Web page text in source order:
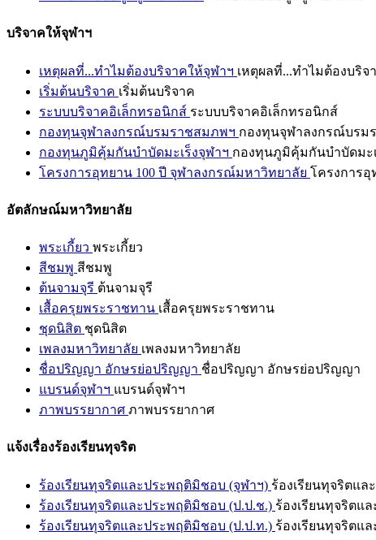
บริจาคให้จุฬาฯ
เหตุผลที่...ทำไมต้องบริจาคให้จุฬาฯ เหตุผลที่...ทำไมต้องบริจ
เริ่มต้นบริจาค เริ่มต้นบริจาค
ระบบบริจาคอิเล็กทรอนิกส์ ระบบบริจาคอิเล็กทรอนิกส์
กองทุนจุฬาลงกรณ์บรมราชสมภพฯ กองทุนจุฬาลงกรณ์บรม
กองทุนภูมิคุ้มกันบำบัดมะเร็งจุฬาฯ กองทุนภูมิคุ้มกันบำบัดมะ
โครงการอุทยาน 100 ปี จุฬาลงกรณ์มหาวิทยาลัย โครงการอุ
อัตลักษณ์มหาวิทยาลัย
พระเกี้ยว พระเกี้ยว
สีชมพู สีชมพู
ต้นจามจุรี ต้นจามจุรี
เสื้อครุยพระราชทาน เสื้อครุยพระราชทาน
ชุดนิสิต ชุดนิสิต
เพลงมหาวิทยาลัย เพลงมหาวิทยาลัย
ชื่อปริญญา อักษรย่อปริญญา ชื่อปริญญา อักษรย่อปริญญา
แบรนด์จุฬาฯ แบรนด์จุฬาฯ
ภาพบรรยากาศ ภาพบรรยากาศ
แจ้งเรื่องร้องเรียนทุจริต
ร้องเรียนทุจริตและประพฤติมิชอบ (จุฬาฯ) ร้องเรียนทุจริตแ
ร้องเรียนทุจริตและประพฤติมิชอบ (ป.ป.ช.) ร้องเรียนทุจริตแ
ร้องเรียนทุจริตและประพฤติมิชอบ (ป.ป.ท.) ร้องเรียนทุจริตแ